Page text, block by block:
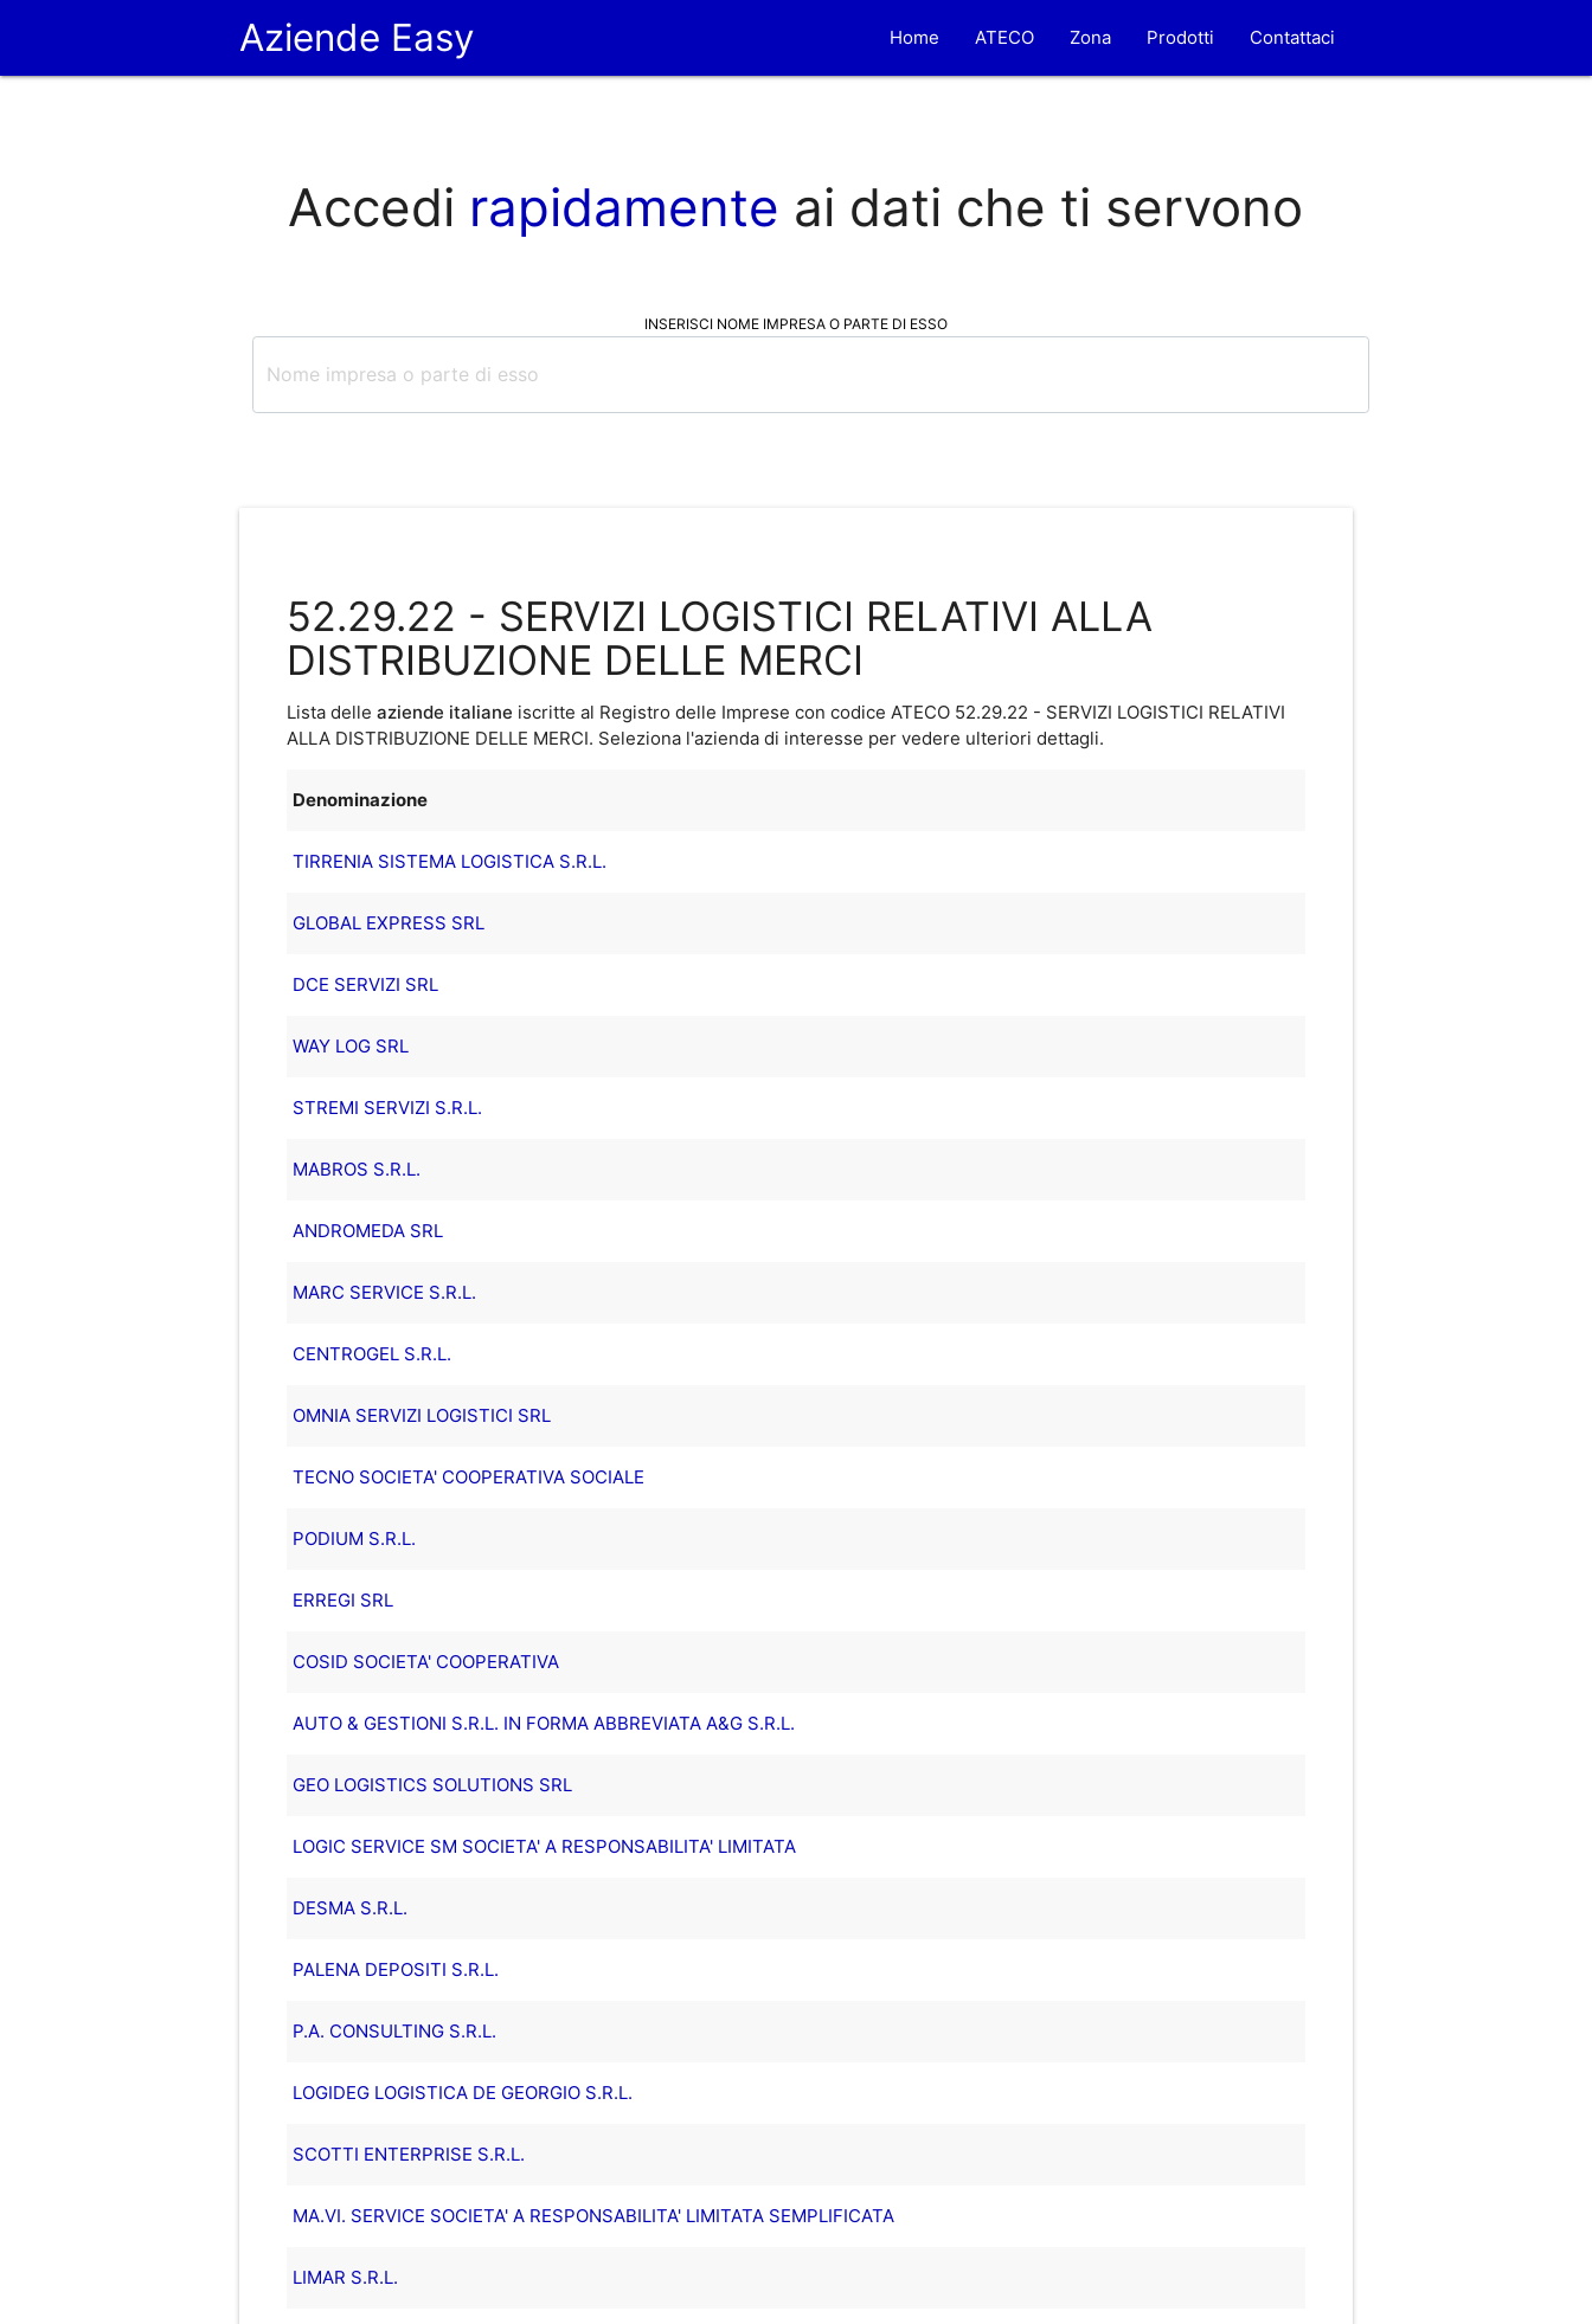
Aziende Easy Home ATECO Zona Prodotti Contattaci
Accedi rapidamente ai dati che ti servono
INSERISCI NOME IMPRESA O PARTE DI ESSO
52.29.22 - SERVIZI LOGISTICI RELATIVI ALLA
DISTRIBUZIONE DELLE MERCI
Lista delle aziende italiane iscritte al Registro delle Imprese con codice ATECO 52.29.22 - SERVIZI LOGISTICI RELATIVI
ALLA DISTRIBUZIONE DELLE MERCI. Seleziona l'azienda di interesse per vedere ulteriori dettagli.
Denominazione
TIRRENIA SISTEMA LOGISTICA S.R.L.
GLOBAL EXPRESS SRL
DCE SERVIZI SRL
WAY LOG SRL
STREMI SERVIZI S.R.L.
MABROS S.R.L.
ANDROMEDA SRL
MARC SERVICE S.R.L.
CENTROGEL S.R.L.
OMNIA SERVIZI LOGISTICI SRL
TECNO SOCIETA' COOPERATIVA SOCIALE
PODIUM S.R.L.
ERREGI SRL
COSID SOCIETA' COOPERATIVA
AUTO & GESTIONI S.R.L. IN FORMA ABBREVIATA A&G S.R.L.
GEO LOGISTICS SOLUTIONS SRL
LOGIC SERVICE SM SOCIETA' A RESPONSABILITA' LIMITATA
DESMA S.R.L.
PALENA DEPOSITI S.R.L.
P.A. CONSULTING S.R.L.
LOGIDEG LOGISTICA DE GEORGIO S.R.L.
SCOTTI ENTERPRISE S.R.L.
MA.VI. SERVICE SOCIETA' A RESPONSABILITA' LIMITATA SEMPLIFICATA
LIMAR S.R.L.